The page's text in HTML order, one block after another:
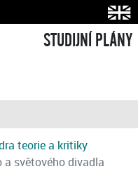
STUDIJNÍ PLÁNY
teorie a kritiky
a světového divadla